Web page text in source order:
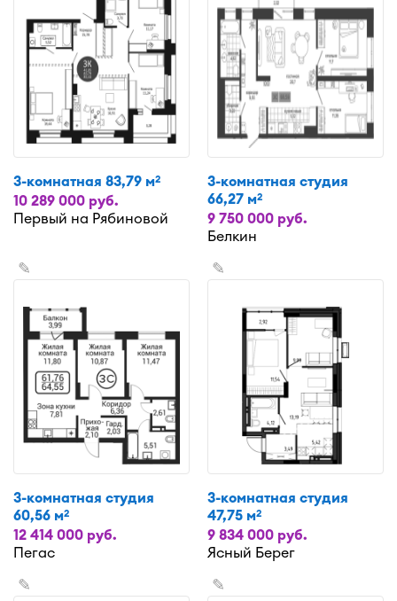
3-комнатная 83,79 м2
10 289 000 руб.
Первый на Рябиновой
3-комнатная студия
66,27 м2
9 750 000 руб.
Белкин
✎
3-комнатная студия
60,56 м2
12 414 000 руб.
Пегас
✎
3-комнатная студия
47,75 м2
9 834 000 руб.
Ясный Берег
✎ ✎